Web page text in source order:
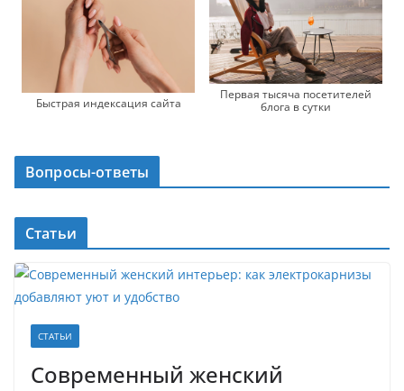
Быстрая индексация сайта
Первая тысяча посетителей
блога в сутки
Вопросы-ответы
Статьи
СТАТЬИ
Современный женский